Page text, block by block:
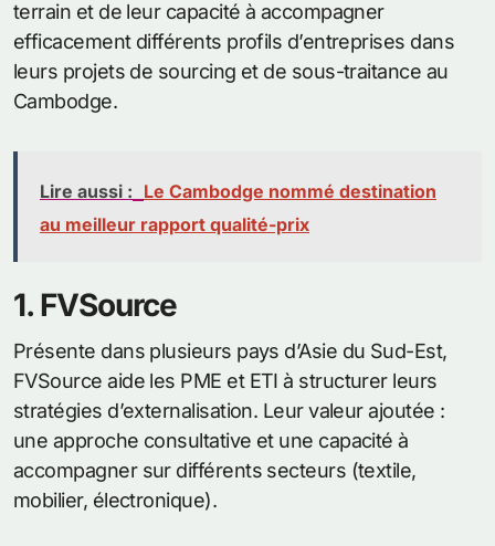
terrain et de leur capacité à accompagner
efficacement différents profils d’entreprises dans
leurs projets de sourcing et de sous-traitance au
Cambodge.
Lire aussi : Le Cambodge nommé destination
au meilleur rapport qualité-prix
1. FVSource
Présente dans plusieurs pays d’Asie du Sud-Est,
FVSource aide les PME et ETI à structurer leurs
stratégies d’externalisation. Leur valeur ajoutée :
une approche consultative et une capacité à
accompagner sur différents secteurs (textile,
mobilier, électronique).